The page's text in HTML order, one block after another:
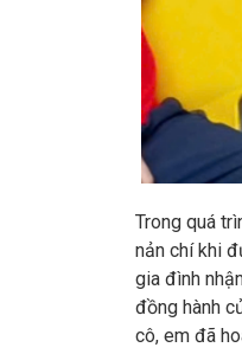
Trong quá
nản chí khi
gia đình
đồng hành
cô, em đã